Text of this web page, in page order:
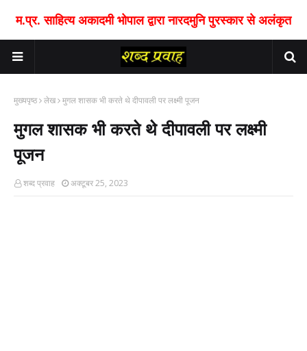
म.प्र. साहित्य अकादमी भोपाल द्वारा नारदमुनि पुरस्कार से अलंकृत
मुख्यपृष्ठ लेख मुगल शासक भी करते थे दीपावली पर लक्ष्मी पूजन
मुगल शासक भी करते थे दीपावली पर लक्ष्मी
पूजन
शब्द प्रवाह अक्टूबर 25, 2023